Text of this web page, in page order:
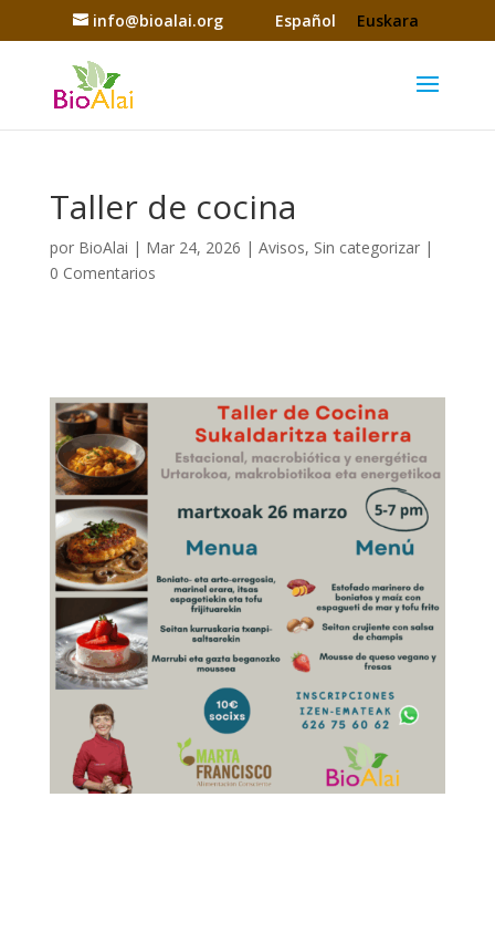
info@bioalai.org Español Euskara
Taller de cocina
por BioAlai | Mar 24, 2026 | Avisos, Sin categorizar|
0 Comentarios